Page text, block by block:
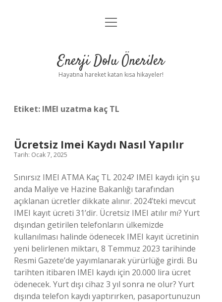
Anasayfa
Yasal Uyarı
menüyü
Enerji Dolu Öneriler
Hayatına hareket katan kısa hikayeler!
Etiket: IMEI uzatma kaç TL
Ücretsiz Imei Kaydı Nasıl Yapılır
Tarih: Ocak 7, 2025
Sınırsız IMEI ATMA Kaç TL 2024? IMEI kaydı için şu
anda Maliye ve Hazine Bakanlığı tarafından
açıklanan ücretler dikkate alınır. 2024’teki mevcut
IMEI kayıt ücreti 31’dir. Ücretsiz IMEI atılır mı? Yurt
dışından getirilen telefonların ülkemizde
kullanılması halinde ödenecek IMEI kayıt ücretinin
yeni belirlenen miktarı, 8 Temmuz 2023 tarihinde
Resmi Gazete’de yayımlanarak yürürlüğe girdi. Bu
tarihten itibaren IMEI kaydı için 20.000 lira ücret
ödenecek. Yurt dışı cihaz 3 yıl sonra ne olur? Yurt
dışında telefon kaydı yaptırırken, pasaportunuzun